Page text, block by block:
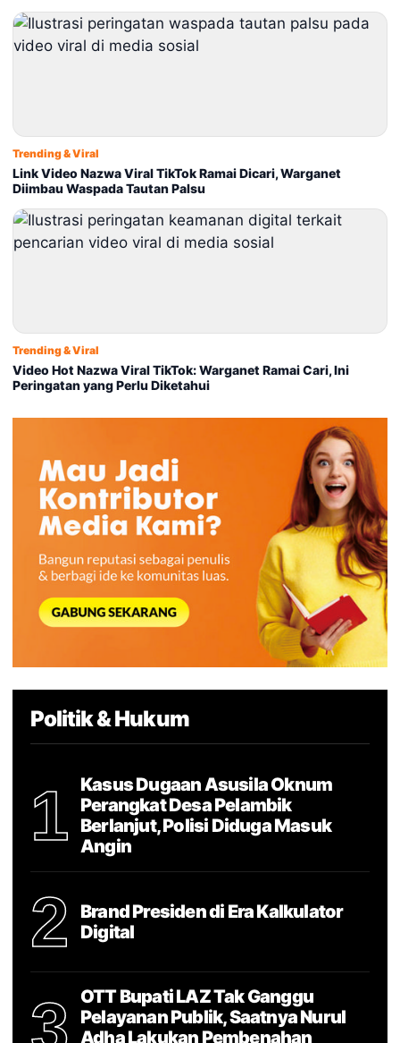
Trending & Viral
Link Video Nazwa Viral TikTok Ramai Dicari, Warganet
Diimbau Waspada Tautan Palsu
Trending & Viral
Video Hot Nazwa Viral TikTok: Warganet Ramai Cari, Ini
Peringatan yang Perlu Diketahui
Politik & Hukum
1
Kasus Dugaan Asusila Oknum
Perangkat Desa Pelambik
Berlanjut, Polisi Diduga Masuk
Angin
2
Brand Presiden di Era Kalkulator
Digital
OTT Bupati LAZ Tak Ganggu
Pelayanan Publik, Saatnya Nurul
Adha Lakukan Pembenahan